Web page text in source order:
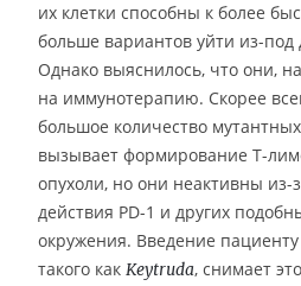
их клетки способны к более
больше вариантов уйти из-под
Однако выяснилось, что они,
на иммунотерапию. Скорее
большое количество
вызывает формирование Т-
опухоли, но они неактивны из-
действия PD-1 и других
окружения. Введение
такого как Keytruda, снимает